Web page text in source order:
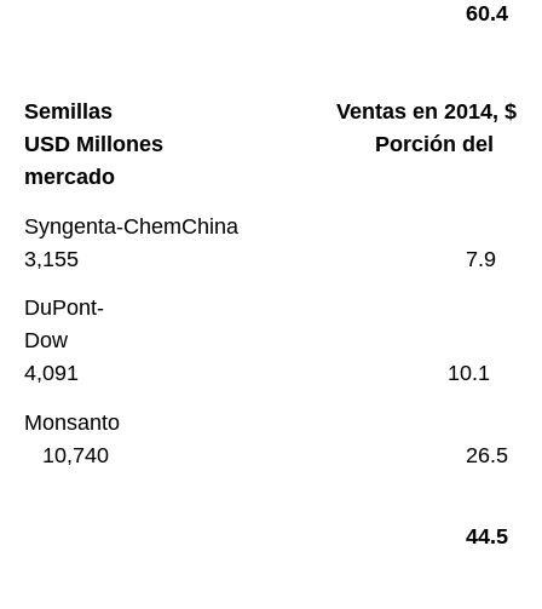
60.4
Semillas Ventas en 2014, $
USD Millones Porción del
mercado
Syngenta-ChemChina
3,155 7.9
DuPont-
Dow
4,091 10.1
Monsanto
10,740 26.5
44.5